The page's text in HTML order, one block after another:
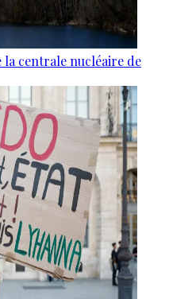
centrale nucléaire de